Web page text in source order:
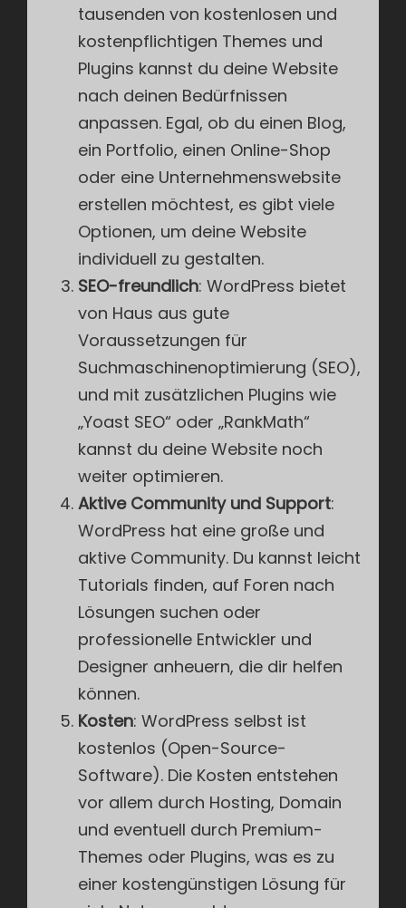
tausenden von kostenlosen und
kostenpflichtigen Themes und
Plugins kannst du deine Website
nach deinen Bedürfnissen
anpassen. Egal, ob du einen Blog,
ein Portfolio, einen Online-Shop
oder eine Unternehmenswebsite
erstellen möchtest, es gibt viele
Optionen, um deine Website
individuell zu gestalten.
SEO-freundlich: WordPress bietet
von Haus aus gute
Voraussetzungen für
Suchmaschinenoptimierung (SEO),
und mit zusätzlichen Plugins wie
„Yoast SEO“ oder „RankMath“
kannst du deine Website noch
weiter optimieren.
Aktive Community und Support:
WordPress hat eine große und
aktive Community. Du kannst leicht
Tutorials finden, auf Foren nach
Lösungen suchen oder
professionelle Entwickler und
Designer anheuern, die dir helfen
können.
Kosten: WordPress selbst ist
kostenlos (Open-Source-
Software). Die Kosten entstehen
vor allem durch Hosting, Domain
und eventuell durch Premium-
Themes oder Plugins, was es zu
einer kostengünstigen Lösung für